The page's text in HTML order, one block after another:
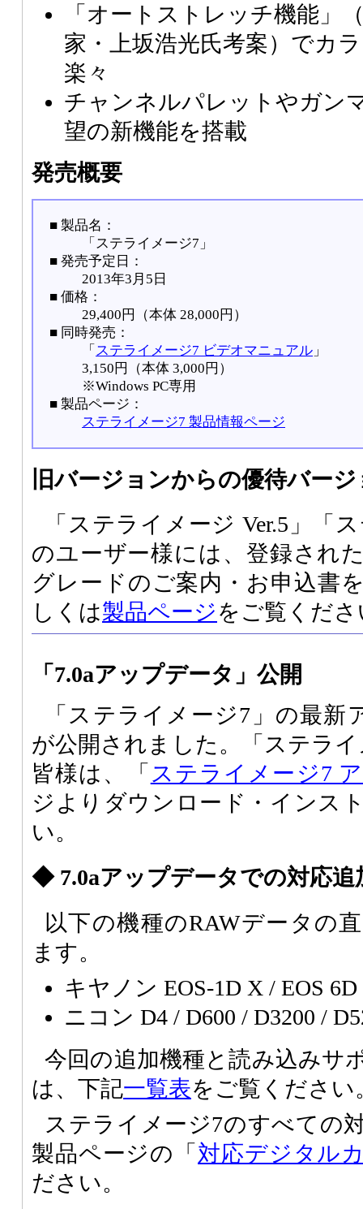
「オートストレッチ機能」
家・上坂浩光氏考案）でカ
楽々
チャンネルパレットやガン
望の新機能を搭載
発売概要
■ 製品名：
「ステライメージ7」
■ 発売予定日：
2013年3月5日
■ 価格：
29,400円（本体 28,000円）
■ 同時発売：
「 ステライメージ7 ビデオマニュアル 」
3,150円（本体 3,000円）
※Windows PC専用
■ 製品ページ：
ステライメージ7 製品情報ページ
旧バージョンからの優待バー
「ステライメージ Ver.5」「
のユーザー様には、登録され
グレードのご案内・お申込書
しくは製品ページをご覧くださ
「7.0aアップデータ」公開
「ステライメージ7」の最新
が公開されました。「ステラ
皆様は、「 ステライメージ7
ジよりダウンロード・インス
い。
◆ 7.0aアップデータでの対応追
以下の機種のRAWデータの
ます。
キヤノン EOS-1D X / EOS 6D
ニコン D4 / D600 / D3200 /
今回の追加機種と読み込みサ
は、下記一覧表をご覧ください
ステライメージ7のすべての
製品ページの「 対応デジタル
ださい。